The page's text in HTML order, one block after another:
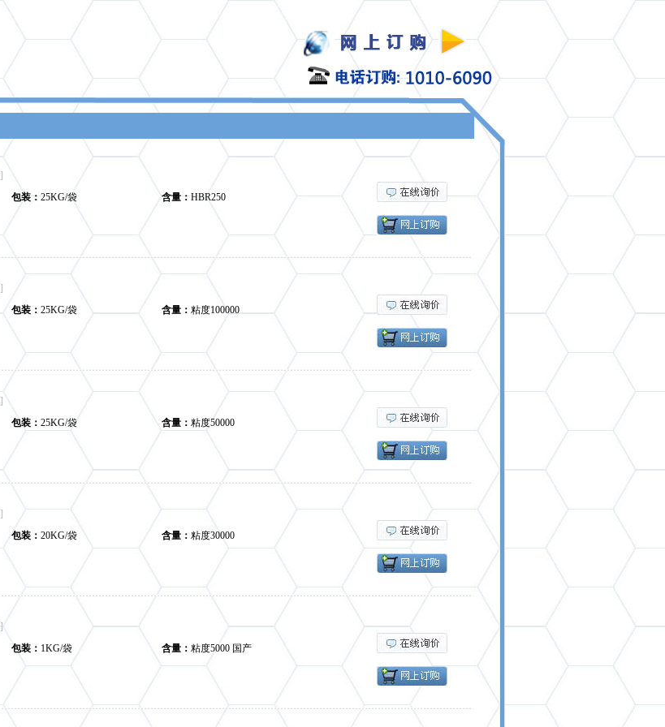
包装：25KG/袋 含量：HBR250
包装： 25KG/袋 含量： 粘度100000
包装： 25KG/袋 含量： 粘度50000
包装： 20KG/袋 含量： 粘度30000
包装： 1KG/袋 含量： 粘度5000 国产